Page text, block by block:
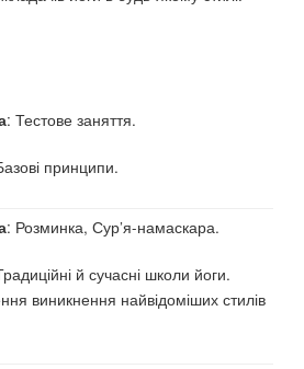
: Тестове заняття.
принципи.
: Розминка, Сур’я-намаскара.
й сучасні школи йоги.
виникнення найвідоміших стилів